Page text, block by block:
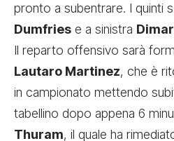
pronto a subentrare. I quinti
Dumfries e a sinistra
Il reparto offensivo sarà
Lautaro Martinez, che è
in campionato mettendo
tabellino dopo appena 6
Thuram, il quale ha